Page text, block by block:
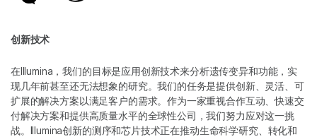
创新技术
在Illumina，我们的目标是应用创新技术来分析遗传变异和功能，实
现几年前甚至还无法想象的研究。我们的任务是提供创新、灵活、可
扩展的解决方案以满足客户的需求。作为一家重视合作互动、快速交
付解决方案和提供高质量水平的全球性公司，我们努力应对这一挑
战。Illumina创新的测序和芯片技术正在推动生命科学研究、转化和